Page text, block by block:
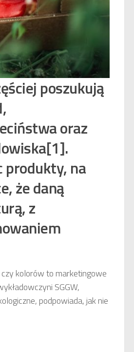
poszukują
oraz
produkty, na
że daną
z
kolorów to marketingowe
SGGW,
podpowiada, jak nie